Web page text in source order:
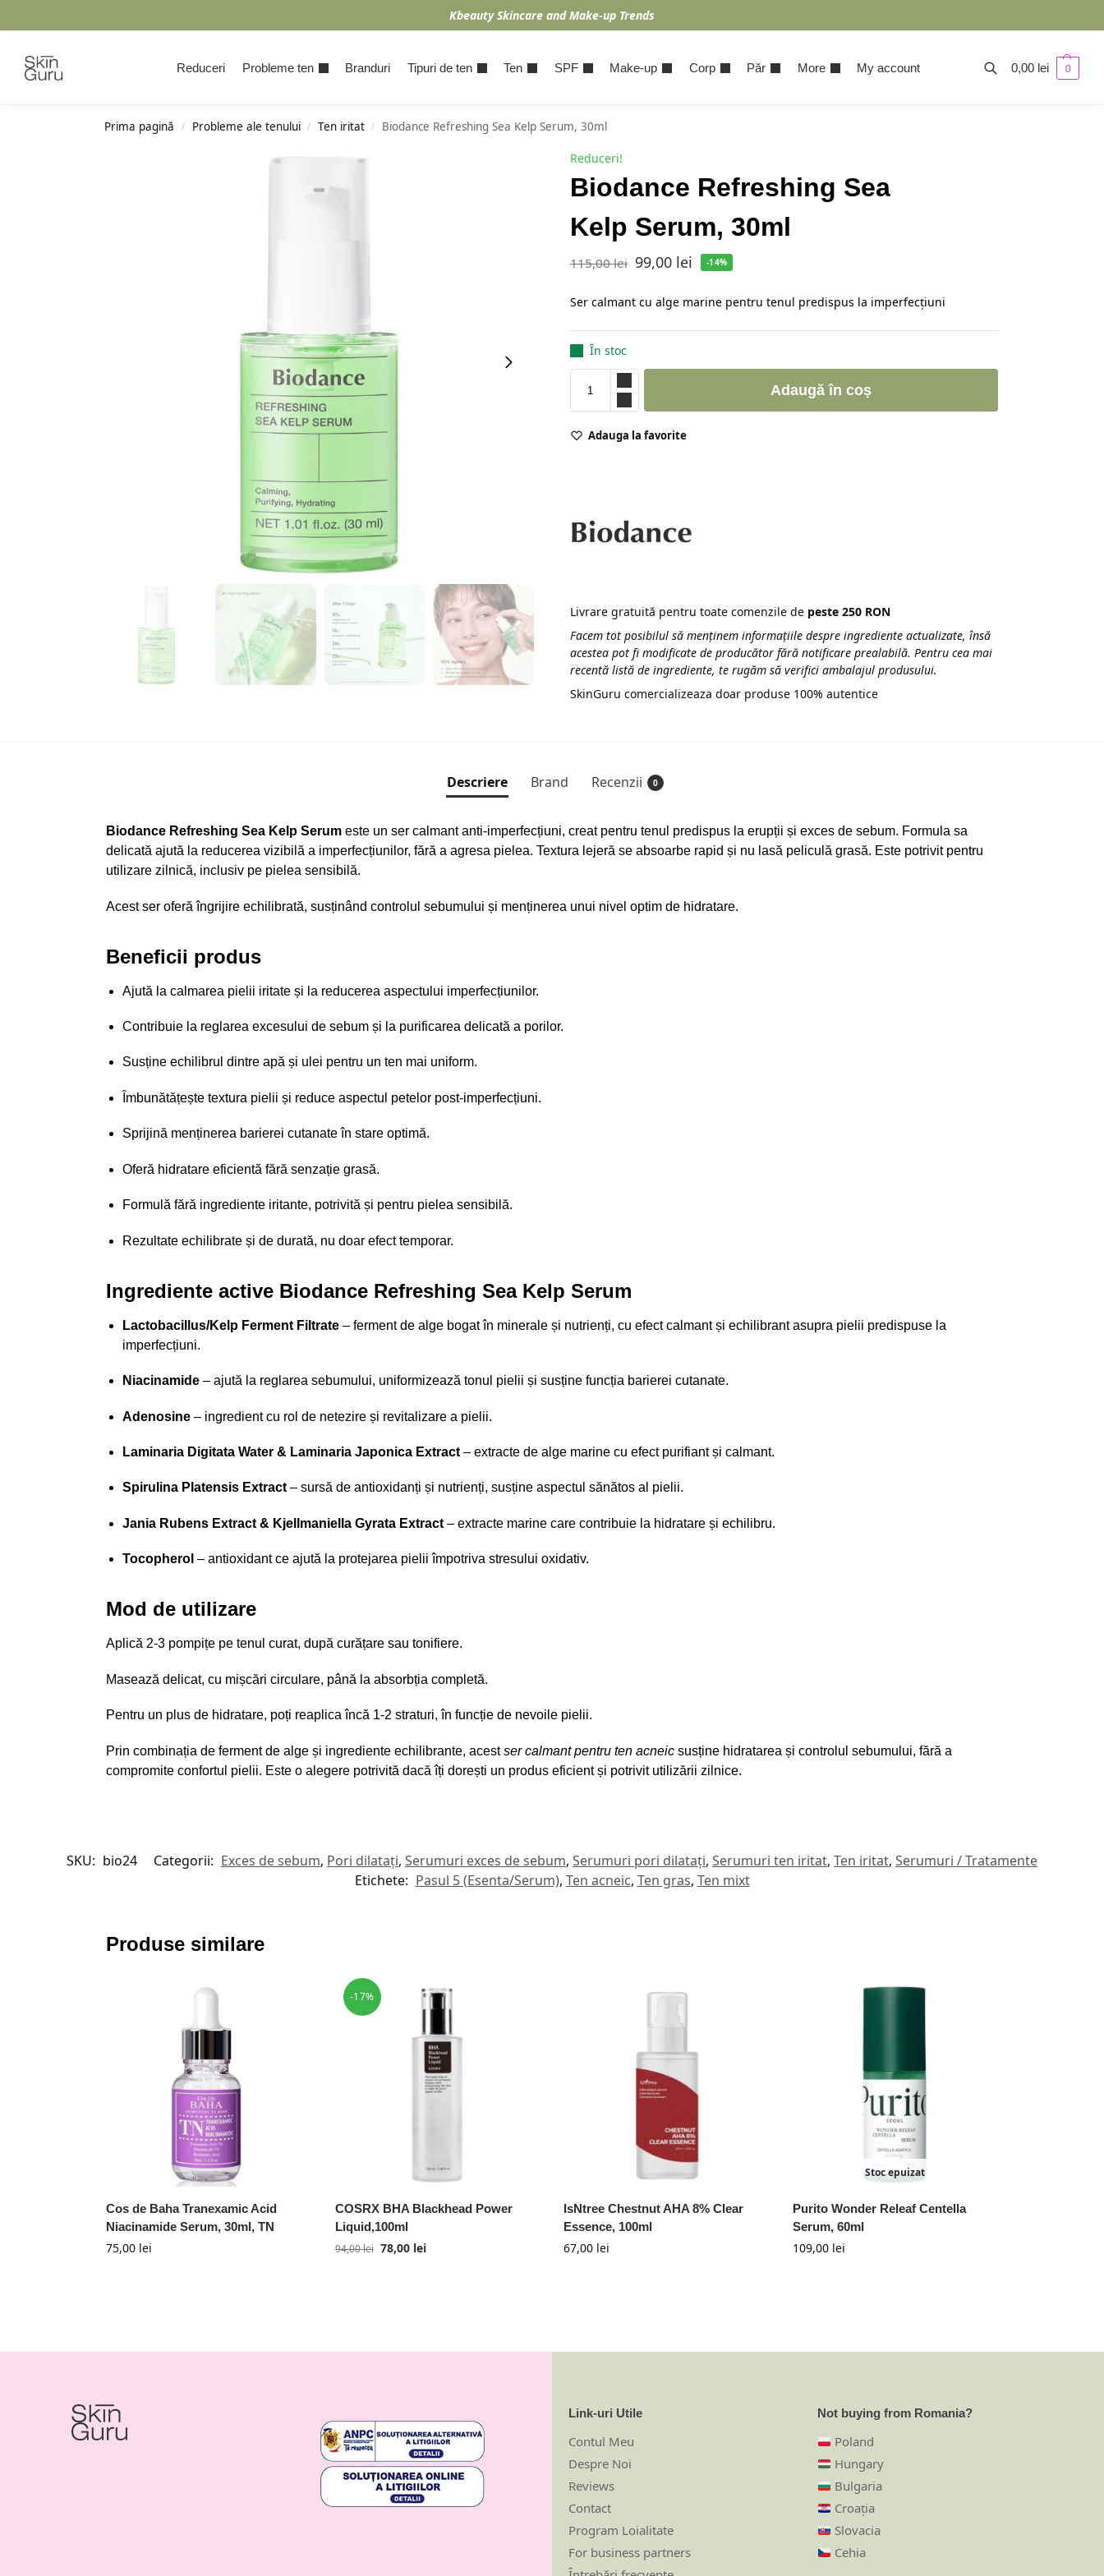
Kbeauty Skincare and Make-up Trends
Reduceri Probleme ten Branduri Tipuri de ten Ten SPF Make-up Corp Păr More My account 0,00 lei 0
Prima pagină / Probleme ale tenului / Ten iritat / Biodance Refreshing Sea Kelp Serum, 30ml
Reduceri!
Biodance Refreshing Sea
Kelp Serum, 30ml
115,00lei 99,00 lei -14%
Ser calmant cu alge marine pentru tenul predispus la imperfecțiuni
În stoc
Adaugă în coș
Adauga la favorite
Livrare gratuită pentru toate comenzile de peste 250 RON
Facem tot posibilul să menținem informațiile despre ingrediente actualizate, însă
acestea pot fi modificate de producător fără notificare prealabilă. Pentru cea mai
recentă listă de ingrediente, te rugăm să verifici ambalajul produsului.
SkinGuru comercializeaza doar produse 100% autentice
Descriere Brand Recenzii 0
Biodance Refreshing Sea Kelp Serumeste un ser calmant anti-imperfecțiuni, creat pentru tenul predispus la erupții și exces de sebum. Formula sa
delicată ajută la reducerea vizibilă a imperfecțiunilor, fără a agresa pielea. Textura lejeră se absoarbe rapid și nu lasă peliculă grasă. Este potrivit pentru
utilizare zilnică, inclusiv pe pielea sensibilă.
Acest ser oferă îngrijire echilibrată, susținând controlul sebumului și menținerea unui nivel optim de hidratare.
Beneficii produs
Ajută la calmarea pielii iritate și la reducerea aspectului imperfecțiunilor.
Contribuie la reglarea excesului de sebum și la purificarea delicată a porilor.
Susține echilibrul dintre apă și ulei pentru un ten mai uniform.
Îmbunătățește textura pielii și reduce aspectul petelor post-imperfecțiuni.
Sprijină menținerea barierei cutanate în stare optimă.
Oferă hidratare eficientă fără senzație grasă.
Formulă fără ingrediente iritante, potrivită și pentru pielea sensibilă.
Rezultate echilibrate și de durată, nu doar efect temporar.
Ingrediente active Biodance Refreshing Sea Kelp Serum
Lactobacillus/Kelp Ferment Filtrate– ferment de alge bogat în minerale și nutrienți, cu efect calmant și echilibrant asupra pielii predispuse la
imperfecțiuni.
Niacinamide– ajută la reglarea sebumului, uniformizează tonul pielii și susține funcția barierei cutanate.
Adenosine– ingredient cu rol de netezire și revitalizare a pielii.
Laminaria Digitata Water & Laminaria Japonica Extract– extracte de alge marine cu efect purifiant și calmant.
Spirulina Platensis Extract– sursă de antioxidanți și nutrienți, susține aspectul sănătos al pielii.
Jania Rubens Extract & Kjellmaniella Gyrata Extract– extracte marine care contribuie la hidratare și echilibru.
Tocopherol – antioxidant ce ajută la protejarea pielii împotriva stresului oxidativ.
Mod de utilizare
Aplică 2-3 pompițe pe tenul curat, după curățare sau tonifiere.
Masează delicat, cu mișcări circulare, până la absorbția completă.
Pentru un plus de hidratare, poți reaplica încă 1-2 straturi, în funcție de nevoile pielii.
Prin combinația de ferment de alge și ingrediente echilibrante, acestser calmant pentru ten acneicsusține hidratarea și controlul sebumului, fără a
compromite confortul pielii. Este o alegere potrivită dacă îți dorești un produs eficient și potrivit utilizării zilnice.
SKU: bio24 Categorii: Exces de sebum, Pori dilatați, Serumuri exces de sebum, Serumuri pori dilatați, Serumuri ten iritat, Ten iritat, Serumuri / Tratamente
Etichete: Pasul 5 (Esenta/Serum), Ten acneic, Ten gras, Ten mixt
Produse similare
Cos de Baha Tranexamic Acid
Niacinamide Serum, 30ml, TN
75,00 lei
-17%
COSRX BHA Blackhead Power
Liquid,100ml
94,00lei 78,00 lei
IsNtree Chestnut AHA 8% Clear
Essence, 100ml
67,00 lei
Stoc epuizat
Purito Wonder Releaf Centella
Serum, 60ml
109,00 lei
Link-uri Utile
Contul Meu
Despre Noi
Reviews
Contact
Program Loialitate
For business partners
Not buying from Romania?
Poland
Hungary
Bulgaria
Croația
Slovacia
Cehia